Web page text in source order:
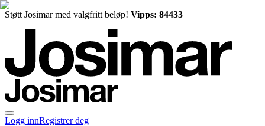
Støtt Josimar med valgfritt beløp! Vipps: 84433
Logg innRegistrer deg